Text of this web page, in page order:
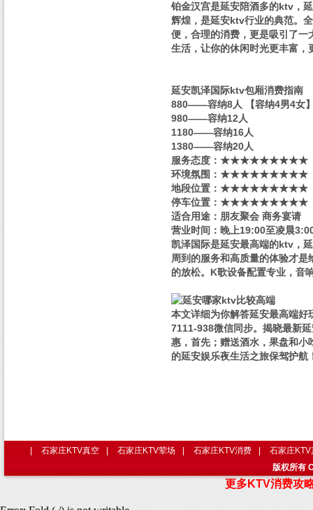
铂金汉宫是延安陪酒多的ktv，
辉煌，是延安ktv行业的典范。
便，合理的消费，更是吸引了
生活，让你的休闲时光更丰富，
延安凯泽国际ktv包厢消费指南
880——容纳8人 【容纳4男4女
980——容纳12人
1180——容纳16人
1380——容纳20人
服务态度：★★★★★★★★★
环境氛围：★★★★★★★★★
地段位置：★★★★★★★★★
停车位置：★★★★★★★★★
适合用途：朋友聚会 商务宴请
营业时间：晚上19:00至凌晨
凯泽国际是延安最高端的ktv，
周到的服务和高质量的体验才
的放松。K歌设备配置专业，音
本文详细为你解答延安最高端
7111-938微信同步。揭晓最新
惠，首先；赠送酒水，果盘和
的延安娱乐夜生活之旅保驾护航
石家庄KTV真空 石家庄KTV荤场 石家庄KTV消费
石家庄
版权所有
更多KTV消费攻